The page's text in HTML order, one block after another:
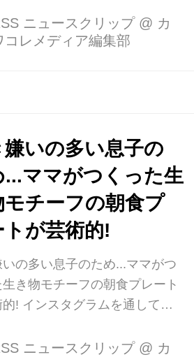
かりを集めた2分44秒の動画
した。 すってんコロリンとコケ
生まれた赤ちゃんパンダだ。
た5日は、ちょうど2歳の誕生
たそう。 トロント動物園の広報
は、海外メディに「カナダで最
ャイアントパンダの赤ちゃん
の24カ月、順調に成長して来た
さんにお見せしたくて、今
ニュースクリップ @ カ
コレメディア編集部
嫌いの多い息子の
...ママがつくった生
モチーフの朝食プ
トが芸術的!
の多い息子のため...ママがつ
生き物モチーフの朝食プレート
的! インスタグラムを通して世
ですよね。 最近はSNS投稿が
ニュースクリップ @ カ